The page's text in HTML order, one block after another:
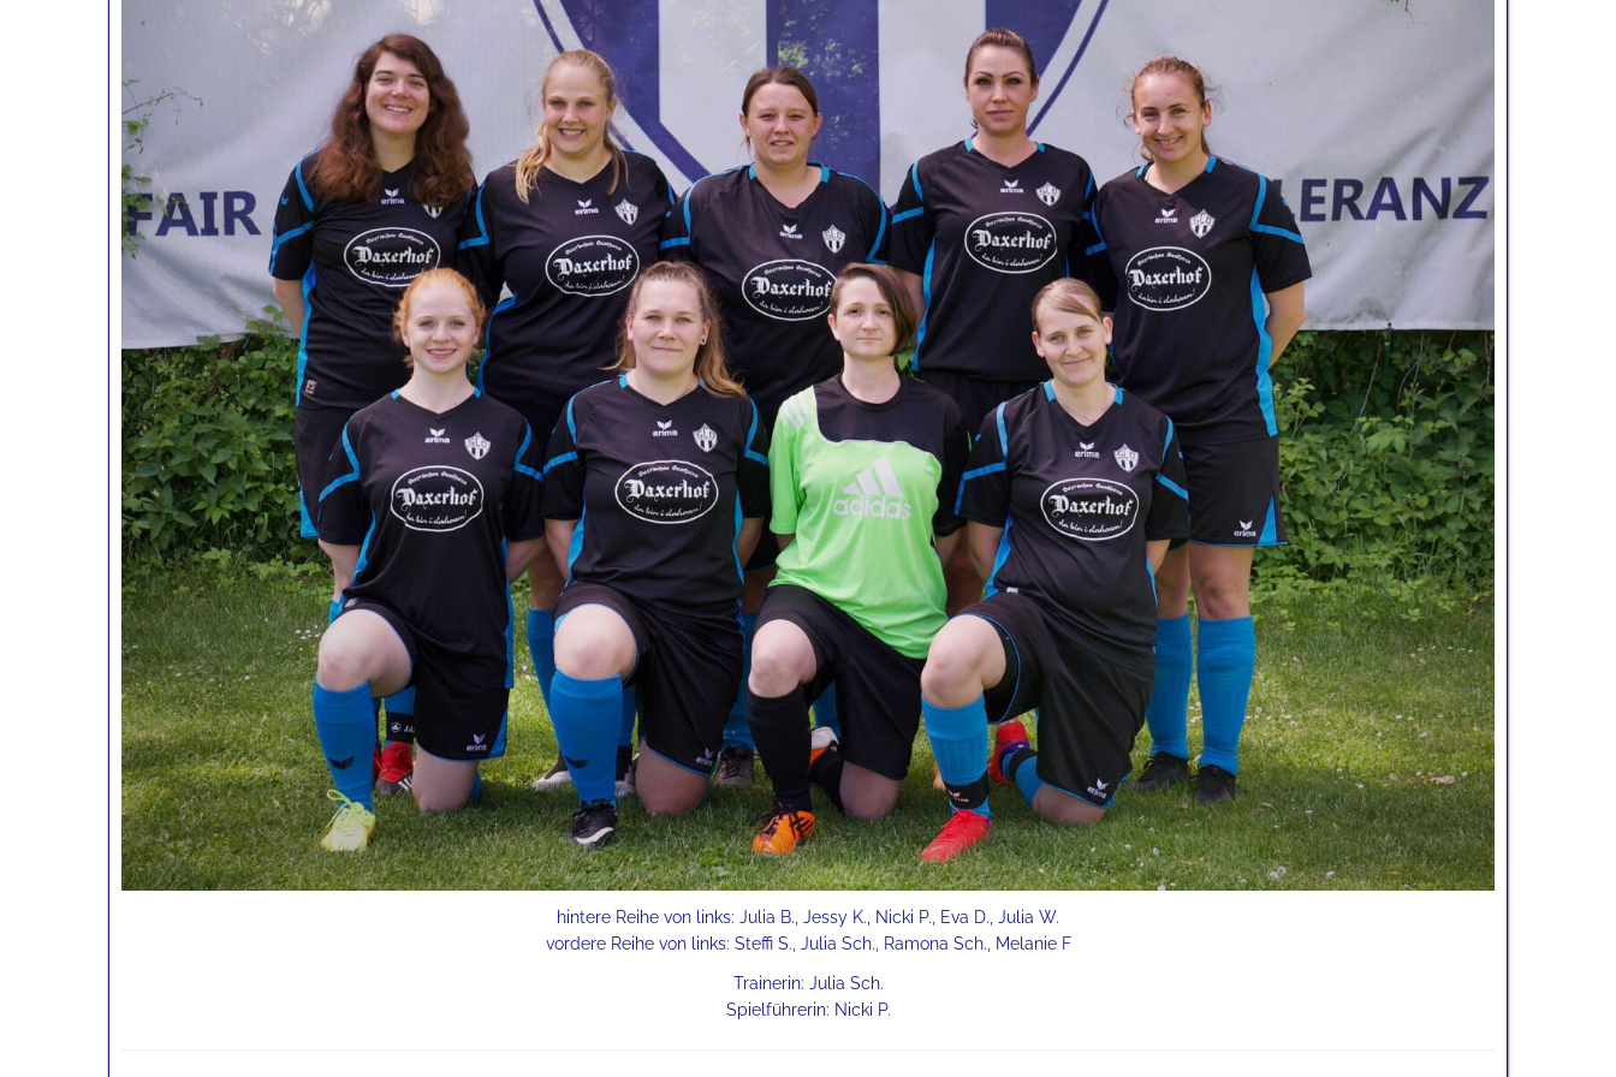
hintere Reihe von links: Julia B., Jessy K., Nicki P., Eva D., Julia W.
vordere Reihe von links: Steffi S., Julia Sch., Ramona Sch., Melanie F
Trainerin: Julia Sch.
Spielführerin: Nicki P.